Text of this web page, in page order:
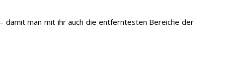
damit man mit ihr auch die entferntesten Bereiche der